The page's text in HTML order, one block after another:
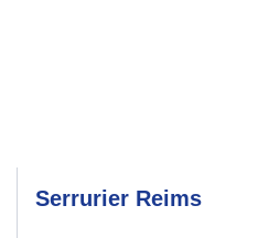
Serrurier Reims